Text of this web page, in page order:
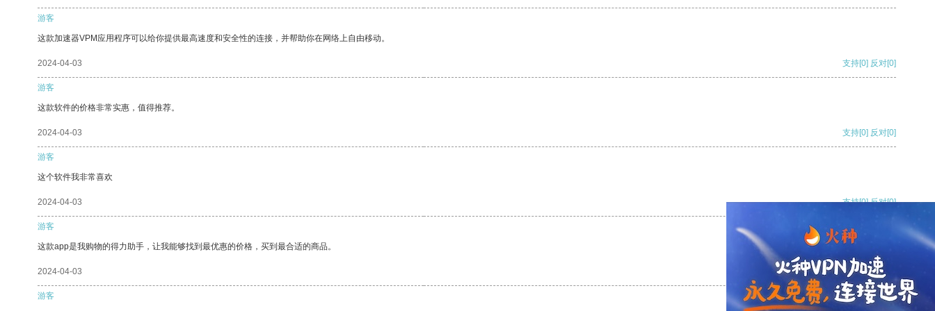
游客
这款加速器VPM应用程序可以给你提供最高速度和安全性的连接，并帮助你在网络上自由移动。
2024-04-03 支持[0] 反对[0]
游客
这款软件的价格非常实惠，值得推荐。
2024-04-03 支持[0] 反对[0]
游客
这个软件我非常喜欢
2024-04-03 支持[0] 反对[0]
游客
这款app是我购物的得力助手，让我能够找到最优惠的价格，买到最合适的商品。
2024-04-03 支持[0] 反对
游客